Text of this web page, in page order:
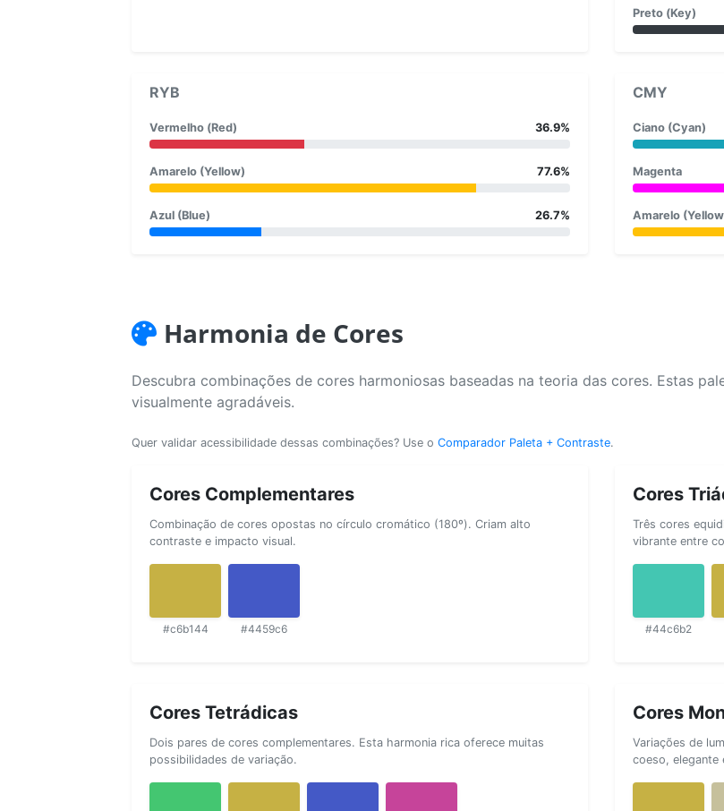
Preto (Key)
RYB
Vermelho (Red) 36.9%
Amarelo (Yellow) 77.6%
Azul (Blue) 26.7%
CMY
Ciano (Cyan)
Magenta
Amarelo
Harmonia de Cores
Descubra combinações de cores harmoniosas baseadas na teoria das cores. Estas
visualmente agradáveis.
Quer validar acessibilidade dessas combinações? Use o Comparador Paleta + Contraste.
Cores Complementares
Combinação de cores opostas no círculo cromático (180º). Criam alto
contraste e impacto visual.
#c6b144 #4459c6
Cores
Três cores
vibrante entre
#44c6b2
Cores Tetrádicas
Dois pares de cores complementares. Esta harmonia rica oferece muitas
possibilidades de variação.
Cores
Variações de
coeso, elegante